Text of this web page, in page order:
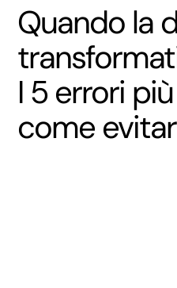
Quando la
I 5 errori
come